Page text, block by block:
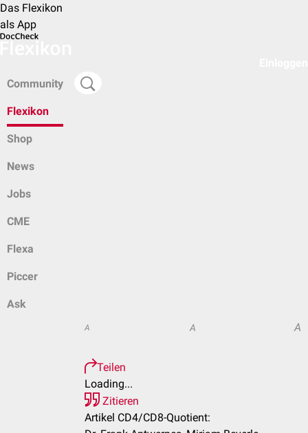
Das Flexikon
als App
Community
Flexikon
Shop
News
Jobs
CME
Flexa
Piccer
Ask
A A A
Teilen
Loading...
Zitieren
Artikel CD4/CD8-Quotient: